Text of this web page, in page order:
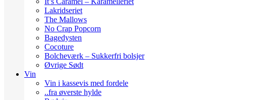
Lakridseriet
The Mallows
No Crap Popcorn
Bagedysten
Cocoture
Bolcheværk – Sukkerfri bolsjer
Øvrige Sødt
Vin
Vin i kassevis med fordele
..fra øverste hylde